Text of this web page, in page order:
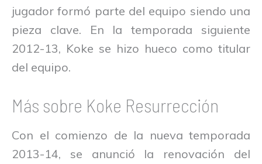
jugador formó parte del equipo siendo una
pieza clave. En la temporada siguiente
2012-13, Koke se hizo hueco como titular
del equipo.
Más sobre Koke Resurrección
Con el comienzo de la nueva temporada
2013-14, se anunció la renovación del